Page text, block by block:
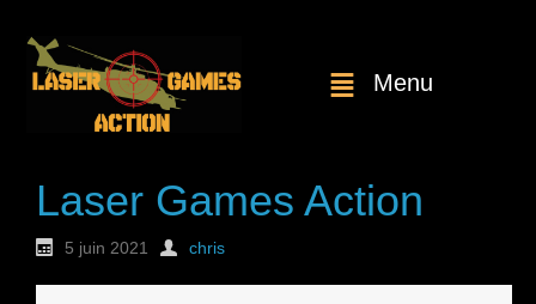
Menu
Laser Games Action
5 juin 2021 chris